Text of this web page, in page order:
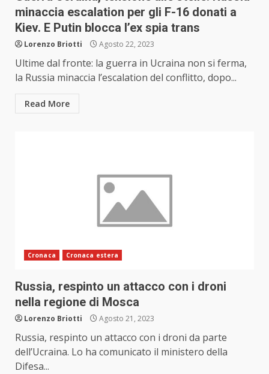
minaccia escalation per gli F-16 donati a
Kiev. E Putin blocca l’ex spia trans
Lorenzo Briotti Agosto 22, 2023
Ultime dal fronte: la guerra in Ucraina non si ferma,
la Russia minaccia l’escalation del conflitto, dopo...
Read More
Cronaca Cronaca estera
Russia, respinto un attacco con i droni
nella regione di Mosca
Lorenzo Briotti Agosto 21, 2023
Russia, respinto un attacco con i droni da parte
dell’Ucraina. Lo ha comunicato il ministero della
Difesa...